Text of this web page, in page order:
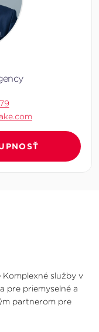
Komplexné služby v
pre priemyselné a
partnerom pre